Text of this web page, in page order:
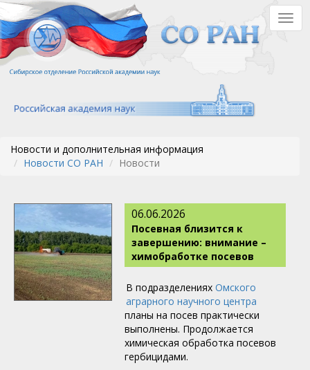
Перейти
к
основному
содержанию
Новости и дополнительная информация
Новости СО РАН
Новости
06.06.2026
Посевная близится к
завершению: внимание –
химобработке посевов
В подразделениях Омского
аграрного научного центра
планы на посев практически
выполнены. Продолжается
химическая обработка посевов
гербицидами.